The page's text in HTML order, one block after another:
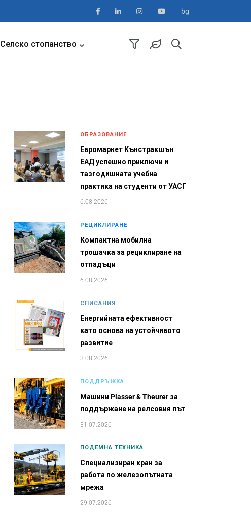
bg
Селско стопанство
ОБРАЗОВАНИЕ
Евромаркет Кънстракшън
ЕАД успешно приключи и
тазгодишната учебна
практика на студенти от УАСГ
6.08.2026
РЕЦИКЛИРАНЕ
Компактна мобилна
трошачка за рециклиране на
отпадъци
6.08.2026
СПИСАНИЯ
Енергийната ефективност
като основа на устойчивото
развитие
3.08.2026
ПОДДРЪЖКА
Машини Plasser & Theurer за
поддържане на релсовия път
31.07.2026
ПОДЕМНА ТЕХНИКА
Специализиран кран за
работа по железопътната
мрежа
29.07.2026